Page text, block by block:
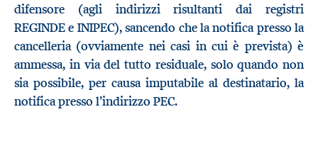
difensore (agli indirizzi risultanti dai registri
REGINDE e INIPEC), sancendo che la notifica presso la
cancelleria (ovviamente nei casi in cui è prevista) è
ammessa, in via del tutto residuale, solo quando non
sia possibile, per causa imputabile al destinatario, la
notifica presso l’indirizzo PEC.